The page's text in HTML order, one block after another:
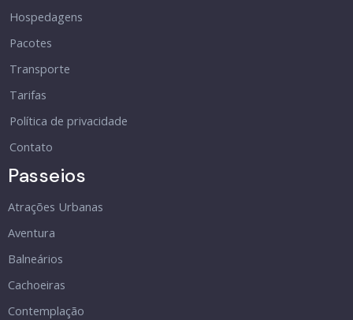
Hospedagens
Pacotes
Transporte
Tarifas
Política de privacidade
Contato
Passeios
Atrações Urbanas
Aventura
Balneários
Cachoeiras
Contemplação